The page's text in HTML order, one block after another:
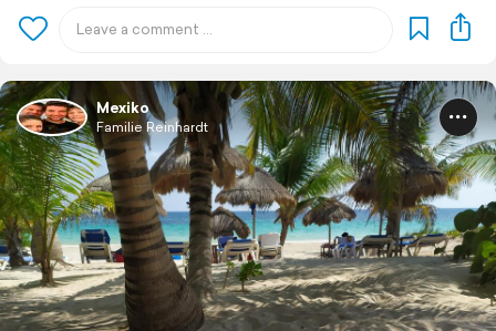
Mexiko
Familie Reinhardt